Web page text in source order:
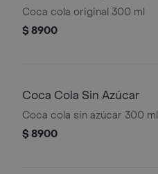
Coca cola original 300 ml
$ 8900
Coca Cola Sin Azúcar
Coca cola sin azúcar 300 ml
$ 8900